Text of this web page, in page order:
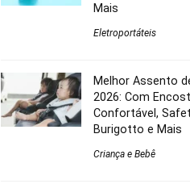
Mais
Eletroportáteis
Melhor Assento
2026: Com
Confortável,
Burigotto e Mais
Criança e Bebê